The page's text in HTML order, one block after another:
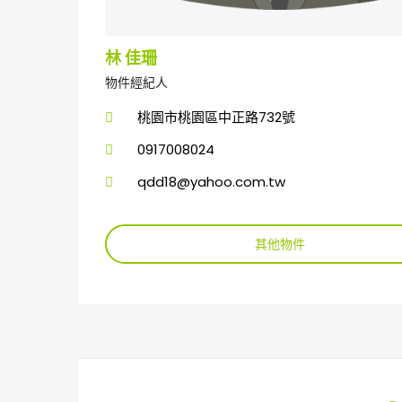
林 佳珊
物件經紀人
桃園市桃園區中正路732號
0917008024
qdd18@yahoo.com.tw
其他物件